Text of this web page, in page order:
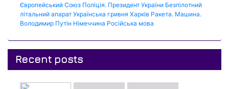
Європейський Союз Поліція. Президент України Безпілотний
літальний апарат Українська гривня Харків Ракета. Машина.
Володимир Путін Німеччина Російська мова
Recent posts